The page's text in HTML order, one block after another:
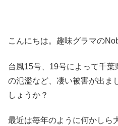
こんにちは。趣味グラマの
台風15号、19号によって千葉
の氾濫など、凄い被害が出ま
しょうか？
最近は毎年のように何かしら